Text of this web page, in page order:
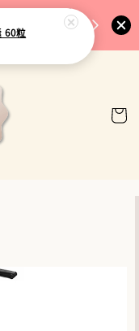
牌88折｜滿
🚚 台
60粒